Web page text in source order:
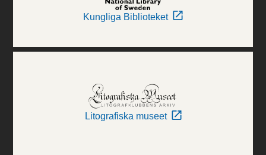
Kungliga Biblioteket
Litografiska museet